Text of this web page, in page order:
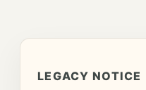
LEGACY NOTICE